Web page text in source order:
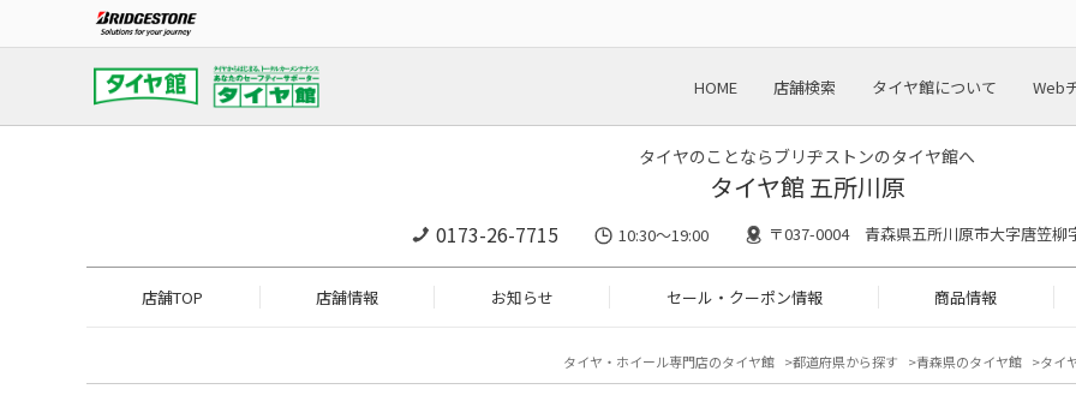
HOME 店舗検索 タイヤ館について Web
タイヤのことならブリヂストンのタイヤ館へ
タイヤ館 五所川原
0173-26-7715 10:30～19:00 〒037-0004 青森県五所川原市大字唐笠柳
店舗TOP 店舗情報 お知らせ セール・クーポン情報 商品情報
タイヤ・ホイール専門店のタイヤ館 都道府県から探す 青森県のタイヤ館 タイ